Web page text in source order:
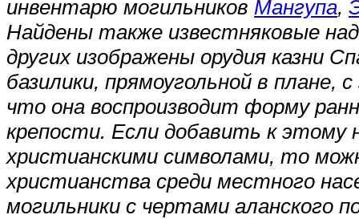
инвентарю могильников Мангупа,
Найдены также известняковые
других изображены орудия казни
базилики, прямоугольной в плане,
что она воспроизводит форму
крепости. Если добавить к этому
христианскими символами, то
христианства среди местного
могильники с чертами аланского